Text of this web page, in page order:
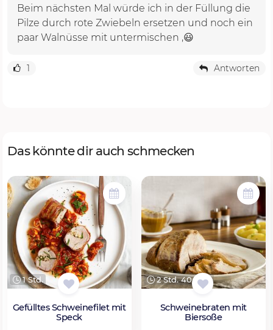
Beim nächsten Mal würde ich in der Füllung die
Pilze durch rote Zwiebeln ersetzen und noch ein
paar Walnüsse mit untermischen ,😃
1 Antworten
Das könnte dir auch schmecken
1 Std.
Gefülltes Schweinefilet mit
Speck
2 Std. 40 Min.
Schweinebraten mit
Biersoße